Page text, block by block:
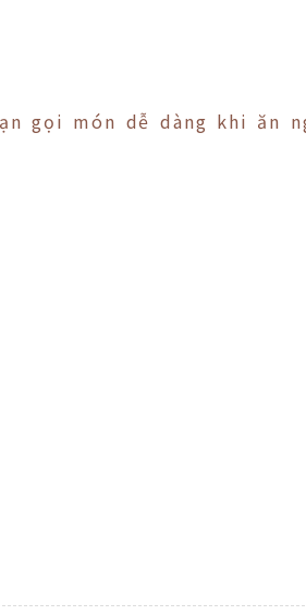
gọi món dễ dàng khi ăn